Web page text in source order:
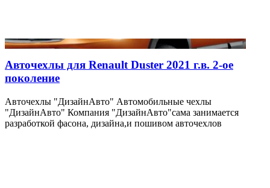
Авточехлы для Renault Duster 2021 г.в. 2-ое
поколение
Авточехлы "ДизайнАвто" Автомобильные чехлы
"ДизайнАвто" Компания "ДизайнАвто"сама занимается
разработкой фасона, дизайна,и пошивом авточехлов